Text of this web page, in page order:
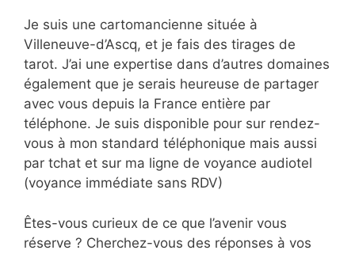
Je suis une cartomancienne située à
Villeneuve-d’Ascq, et je fais des tirages de
tarot. J’ai une expertise dans d’autres domaines
également que je serais heureuse de partager
avec vous depuis la France entière par
téléphone. Je suis disponible pour sur rendez-
vous à mon standard téléphonique mais aussi
par tchat et sur ma ligne de voyance audiotel
(voyance immédiate sans RDV)
Êtes-vous curieux de ce que l’avenir vous
réserve ? Cherchez-vous des réponses à vos